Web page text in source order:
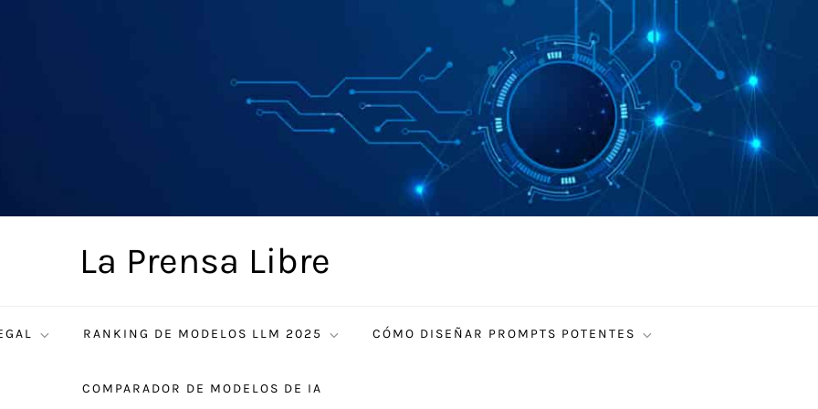
La Prensa Libre
RANKING DE MODELOS LLM 2025 CÓMO DISEÑAR PROMPTS POTENTES
COMPARADOR DE MODELOS DE IA